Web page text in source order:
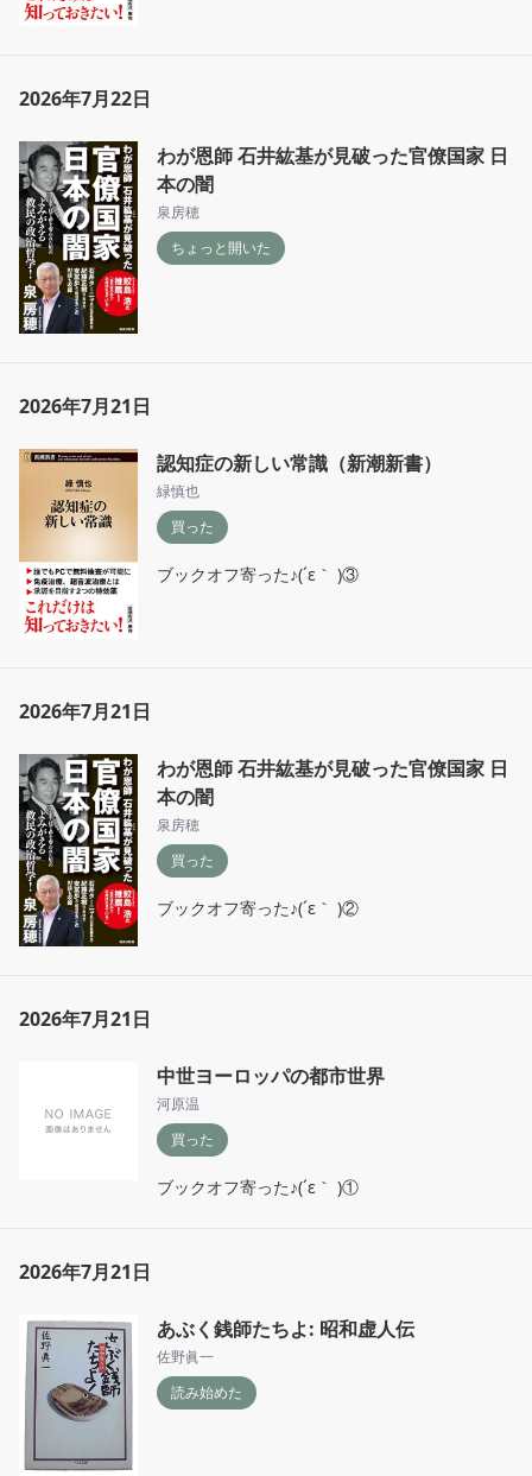
2026年7月22日
わが恩師 石井紘基が見破った官僚国家 日
本の闇
泉房穂
ちょっと開いた
2026年7月21日
認知症の新しい常識（新潮新書）
緑慎也
買った
ブックオフ寄った♪(´ε｀ )③
2026年7月21日
わが恩師 石井紘基が見破った官僚国家 日
本の闇
泉房穂
買った
ブックオフ寄った♪(´ε｀ )②
2026年7月21日
中世ヨーロッパの都市世界
河原温
買った
ブックオフ寄った♪(´ε｀ )①
2026年7月21日
あぶく銭師たちよ: 昭和虚人伝
佐野眞一
読み始めた